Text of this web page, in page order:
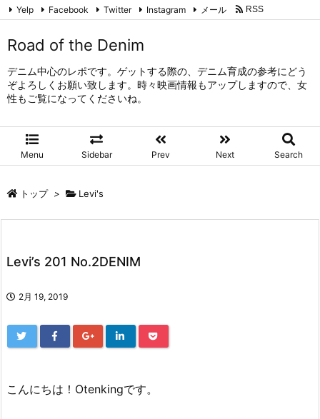
Road of the Denim
デニム中心のレポです。ゲットする際の、デニム育成の参考にどう
ぞよろしくお願い致します。時々映画情報もアップしますので、女
性もご覧になってくださいね。
Menu Sidebar Prev Next Search
Yelp Facebook Twitter Instagram メール
RSS
トップ > Levi's
Levi’s 201 No.2DENIM
2月 19, 2019
こんにちは！Otenkingです。